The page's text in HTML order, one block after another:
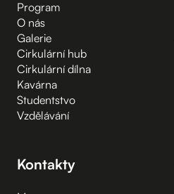
Program
O nás
Galerie
Cirkulární hub
Cirkulární dílna
Kavárna
Studentstvo
Vzdělávání
Kontakty